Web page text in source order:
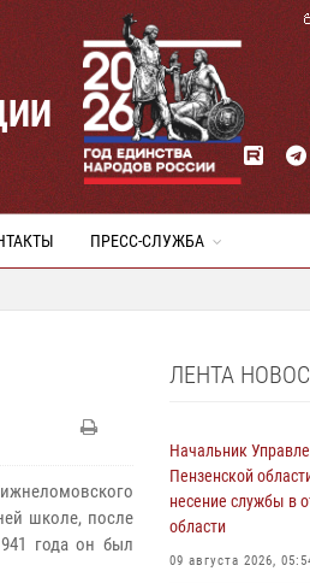
ПРЕСС-СЛУЖБА
школе, после
года он был
ЛЕНТА
Начальник
Пензенской
несение службы в
области
09 августа 2026,